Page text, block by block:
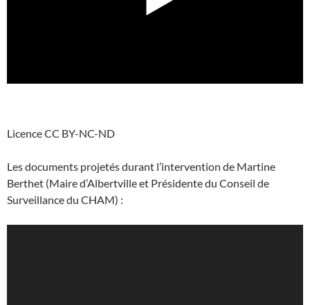
Licence CC BY-NC-ND
Les documents projetés durant l’intervention de Martine
Berthet (Maire d’Albertville et Présidente du Conseil de
Surveillance du CHAM) :